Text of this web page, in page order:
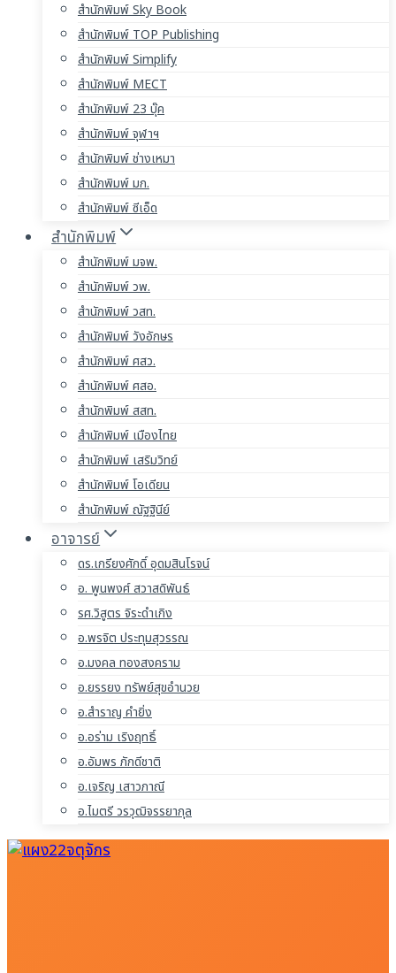
สำนักพิมพ์ Sky Book
สำนักพิมพ์ TOP Publishing
สำนักพิมพ์ Simplify
สำนักพิมพ์ MECT
สำนักพิมพ์ 23 บุ๊ค
สำนักพิมพ์ จุฬาฯ
สำนักพิมพ์ ช่างเหมา
สำนักพิมพ์ มก.
สำนักพิมพ์ ซีเอ็ด
สำนักพิมพ์
สำนักพิมพ์ มจพ.
สำนักพิมพ์ วพ.
สำนักพิมพ์ วสท.
สำนักพิมพ์ วังอักษร
สำนักพิมพ์ ศสว.
สำนักพิมพ์ ศสอ.
สำนักพิมพ์ สสท.
สำนักพิมพ์ เมืองไทย
สำนักพิมพ์ เสริมวิทย์
สำนักพิมพ์ โอเดียน
สำนักพิมพ์ ณัฐฐินีย์
อาจารย์
ดร.เกรียงศักดิ์ อุดมสินโรจน์
อ. พูนพงศ์ สวาสดิพันธ์
รศ.วิสูตร จิระดำเกิง
อ.พรจิต ประทุมสุวรรณ
อ.มงคล ทองสงคราม
อ.ยรรยง ทรัพย์สุขอำนวย
อ.สำราญ คำยิ่ง
อ.อร่าม เริงฤทธิ์
อ.อัมพร ภักดีชาติ
อ.เจริญ เสาวภาณี
อ.ไมตรี วรวุฒิจรรยากุล